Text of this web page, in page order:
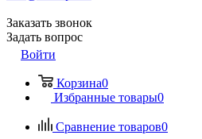
Заказать звонок
Задать вопрос
Войти
Корзина0
Избранные товары0
Сравнение товаров0